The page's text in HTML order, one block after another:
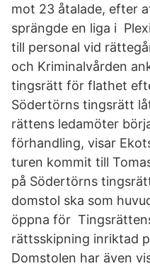
mot 23 åtalade, efter
sprängde en liga i
till personal vid
och Kriminalvården
tingsrätt för flathet
Södertörns tingsrätt
rättens ledamöter
förhandling, visar
turen kommit till
på Södertörns
domstol ska som
öppna för
rättsskipning inriktad
Domstolen har även